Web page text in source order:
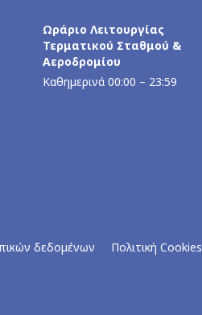
Ωράριο Λειτουργίας
Τερματικού Σταθμού &
Αεροδρομίου
Καθημερινά 00:00 – 23:59
δεδομένων
Πολιτική Cookies